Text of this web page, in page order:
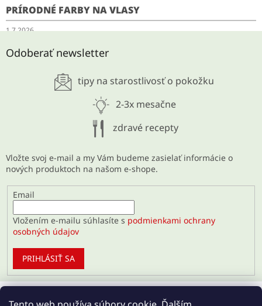
PRÍRODNÉ FARBY NA VLASY
1.7.2026
SCHUDNITE ODKYSLENÍM
Odoberať newsletter
tipy na starostlivosť o pokožku
2-3x mesačne
zdravé recepty
Vložte svoj e-mail a my Vám budeme zasielať informácie o
nových produktoch na našom e-shope.
Email
Vložením e-mailu súhlasíte s podmienkami ochrany
osobných údajov
PRIHLÁSIŤ SA